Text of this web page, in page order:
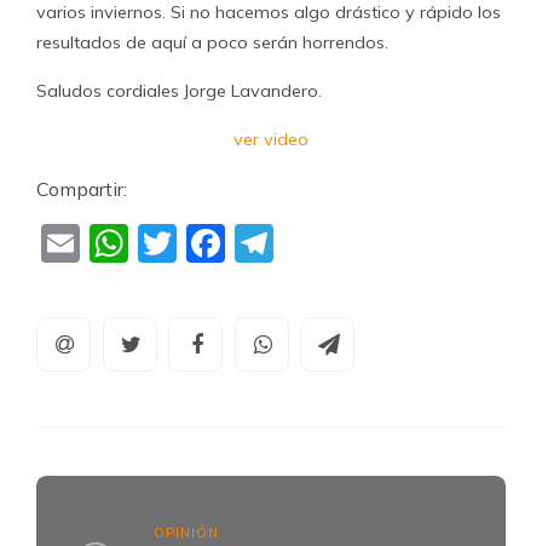
varios inviernos. Si no hacemos algo drástico y rápido los
resultados de aquí a poco serán horrendos.
Saludos cordiales Jorge Lavandero.
ver video
Compartir:
EmailWhatsApp
TwitterFacebook
OPINIÓN